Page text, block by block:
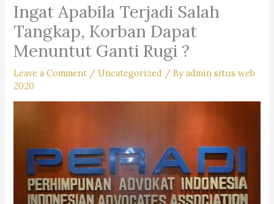
Ingat Apabila Terjadi Salah
Tangkap, Korban Dapat
Menuntut Ganti Rugi ?
Leave a Comment /Uncategorized / Byadmin situs web
2020